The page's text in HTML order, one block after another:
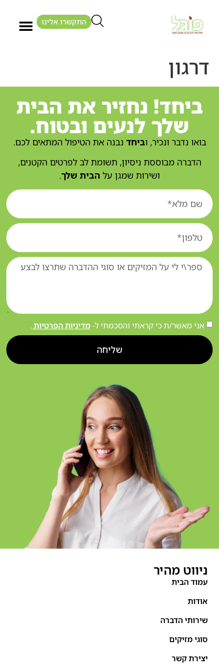
התקשרו אלינו
דרגון
ביחד! נחזיר את הבית
שלך לנעים ובטוח.
בואו נדבר ונכיר, וביחד נבנה את הטיפול המתאים לכם.
הדברה מבוססת ניסיון, תשומת לב לפרטים הקטנים,
ושירות שמגן על הבית שלך.
אני מאשר/ת כי קראתי והסכמתי ל-מדיניות הפרטיות .
שליחה
ניווט מהיר
עמוד הבית
אודות
שירותי הדברה
סוגי מזיקים
יצירת קשר